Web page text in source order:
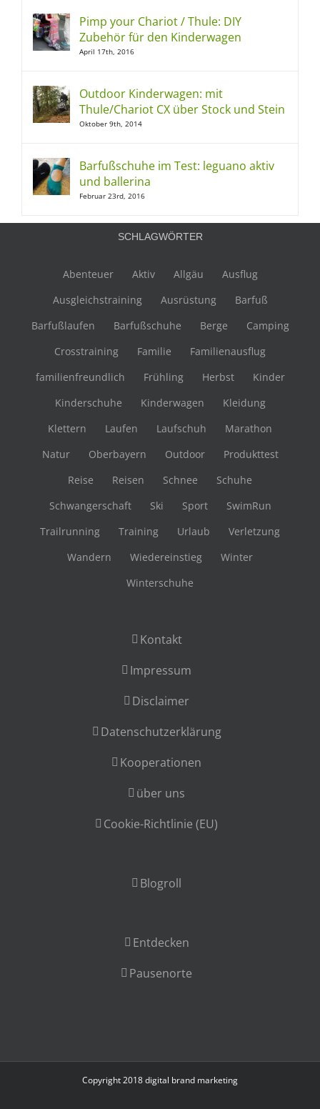
Pimp your Chariot / Thule: DIY
Zubehör für den Kinderwagen
April 17th, 2016
Outdoor Kinderwagen: mit
Thule/Chariot CX über Stock und Stein
Oktober 9th, 2014
Barfußschuhe im Test: leguano aktiv
und ballerina
Februar 23rd, 2016
SCHLAGWÖRTER
Abenteuer Aktiv Allgäu
Ausflug
Ausgleichstraining
Ausrüstung
Barfuß
Barfußlaufen
Barfußschuhe Berge
Camping
Crosstraining
Familie
Familienausflug
familienfreundlich
Frühling Herbst
Kinder
Kinderschuhe
Kinderwagen
Kleidung
Klettern
Laufen Laufschuh
Marathon
Natur
Oberbayern Outdoor
Produkttest
Reise
Reisen Schnee
Schuhe
Schwangerschaft
Ski Sport
SwimRun
Trailrunning
Training Urlaub
Verletzung
Wandern
Wiedereinstieg
Winter
Winterschuhe
Kontakt
Impressum
Disclaimer
Datenschutzerklärung
Kooperationen
über uns
Cookie-Richtlinie (EU)
Blogroll
Entdecken
Pausenorte
Copyright 2018digital brand marketing